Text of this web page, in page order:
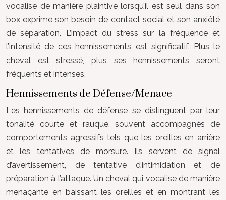
vocalise de manière plaintive lorsqu’il est seul dans son
box exprime son besoin de contact social et son anxiété
de séparation. L’impact du stress sur la fréquence et
l’intensité de ces hennissements est significatif. Plus le
cheval est stressé, plus ses hennissements seront
fréquents et intenses.
Hennissements de Défense/Menace
Les hennissements de défense se distinguent par leur
tonalité courte et rauque, souvent accompagnés de
comportements agressifs tels que les oreilles en arrière
et les tentatives de morsure. Ils servent de signal
d’avertissement, de tentative d’intimidation et de
préparation à l’attaque. Un cheval qui vocalise de manière
menaçante en baissant les oreilles et en montrant les